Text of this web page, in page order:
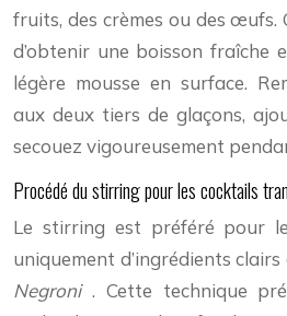
fruits, des crèmes ou des œufs.
d’obtenir une boisson fraîche
légère mousse en surface.
aux deux tiers de glaçons,
secouez vigoureusement
Procédé du stirring pour les cocktails
Le stirring est préféré pour
uniquement d’ingrédients clairs
Negroni . Cette technique